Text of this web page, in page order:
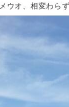
ウオ、相変わら